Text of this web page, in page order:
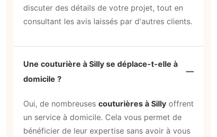
discuter des détails de votre projet, tout en
consultant les avis laissés par d'autres clients.
Une couturière à Silly se déplace-t-elle à
domicile ?
Oui, de nombreuses couturières à Silly offrent
un service à domicile. Cela vous permet de
bénéficier de leur expertise sans avoir à vous